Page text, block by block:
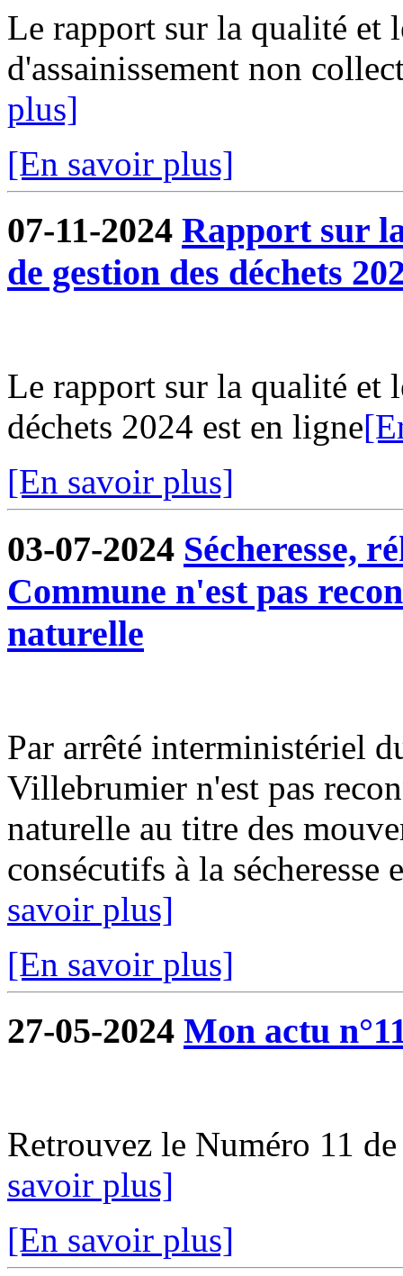
Le rapport sur la qualité et
d'assainissement non
plus]
[En savoir plus]
07-11-2024 Rapport sur
de gestion des déchets
Le rapport sur la qualité et
déchets 2024 est en ligne
[En savoir plus]
03-07-2024 Sécheresse,
Commune n'est pas
naturelle
Par arrêté interministériel
Villebrumier n'est pas
naturelle au titre des
consécutifs à la
savoir plus]
[En savoir plus]
27-05-2024 Mon actu
Retrouvez le Numéro 11
savoir plus]
[En savoir plus]